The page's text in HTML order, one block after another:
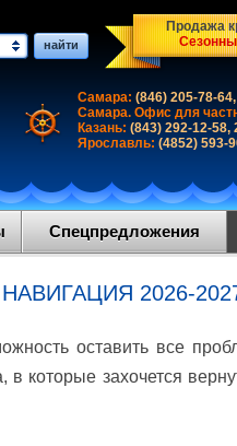
найти
Продажа
Самара: (846) 205-78-
Самара. Офис для
Казань: (843) 292-12-58,
Ярославль: (4852) 593-
Спецпредложения
НАВИГАЦИЯ 2026-
оставить все
в которые захочется